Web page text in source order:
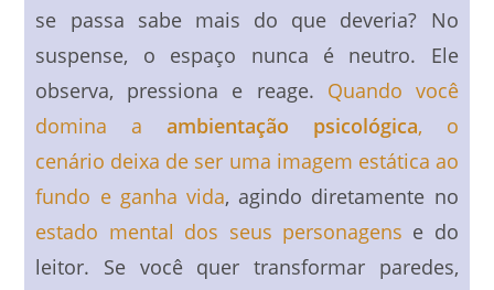
se passa sabe mais do que deveria? No
suspense, o espaço nunca é neutro. Ele
observa, pressiona e reage. Quando você
domina a ambientação psicológica, o
cenário deixa de ser uma imagem estática ao
fundo e ganha vida, agindo diretamente no
estado mental dos seus personagens e do
leitor. Se você quer transformar paredes,